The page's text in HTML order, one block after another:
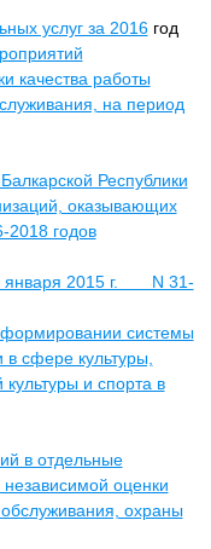
услуг за 2016год
качества работы
на период
Республики
оказывающих
2018 годов
января 2015 г. N 31-
системы
сфере культуры,
и спорта в
в отдельные
оценки
обслуживания, охраны